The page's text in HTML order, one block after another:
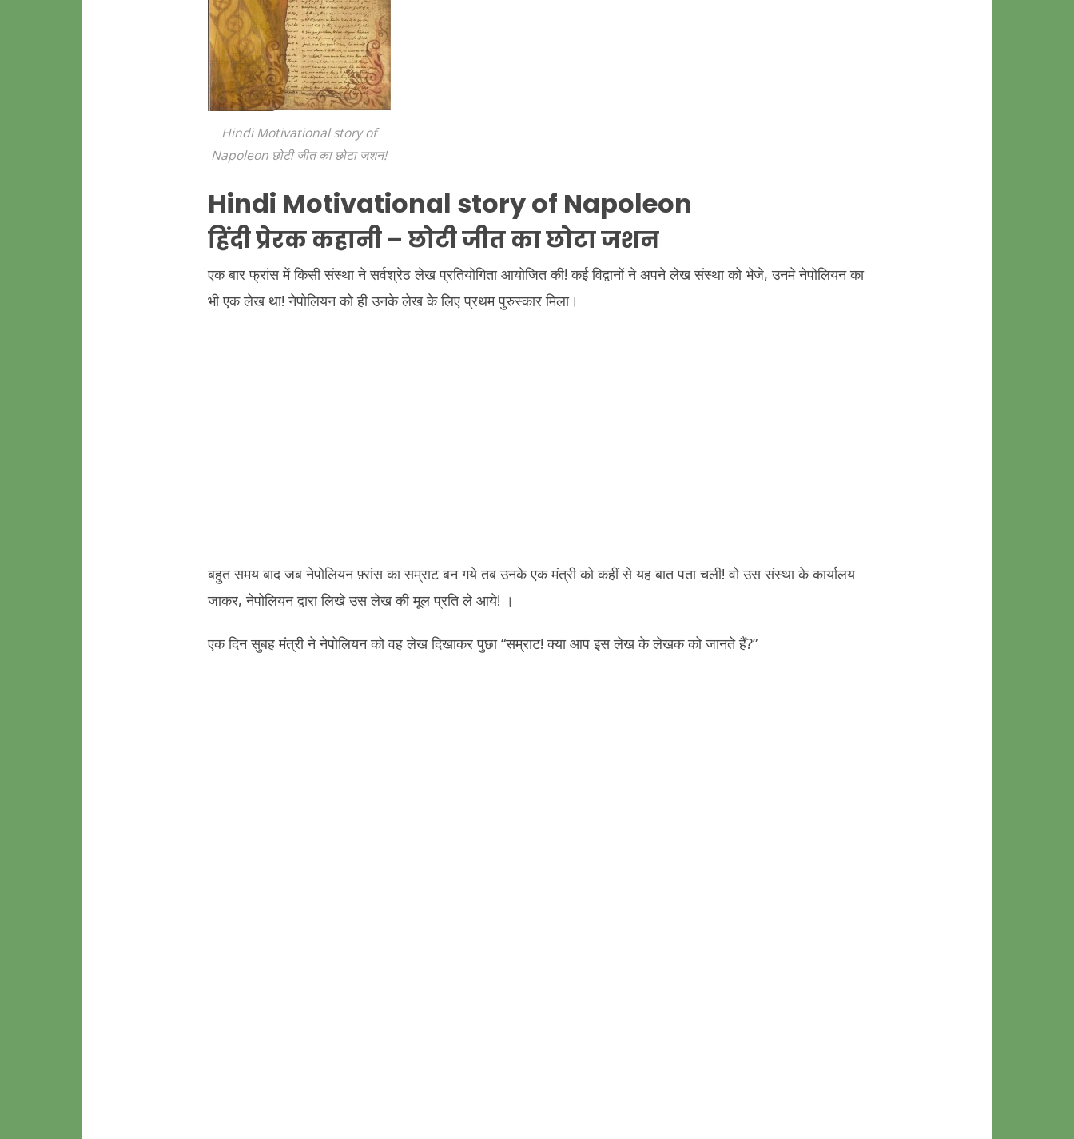
Hindi Motivational story of
Napoleon छोटी जीत का छोटा जशन!
Hindi Motivational story of Napoleon
हिंदी प्रेरक कहानी – छोटी जीत का छोटा जशन
एक बार फ्रांस में किसी संस्था ने सर्वश्रेठ लेख प्रतियोगिता आयोजित की! कई विद्वानों ने अपने लेख संस्था को भेजे, उनमे नेपोलियन का
भी एक लेख था! नेपोलियन को ही उनके लेख के लिए प्रथम पुरुस्कार मिला।
बहुत समय बाद जब नेपोलियन फ़्रांस का सम्राट बन गये तब उनके एक मंत्री को कहीं से यह बात पता चली! वो उस संस्था के कार्यालय
जाकर, नेपोलियन द्वारा लिखे उस लेख की मूल प्रति ले आये! ।
एक दिन सुबह मंत्री ने नेपोलियन को वह लेख दिखाकर पुछा “सम्राट! क्या आप इस लेख के लेखक को जानते हैं?”